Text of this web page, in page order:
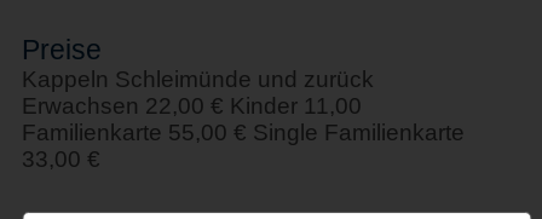
Preise
Kappeln Schleimünde und zurück
Erwachsen 22,00 € Kinder 11,00
Familienkarte 55,00 € Single Familienkarte
33,00 €